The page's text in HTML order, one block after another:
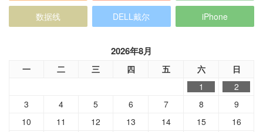
数据线 DELL戴尔 iPhone
2026年8月
一 二 三 四 五 六 日
1
2
3
4 5 6 7 8
9
10
11 12 13 14 15
16